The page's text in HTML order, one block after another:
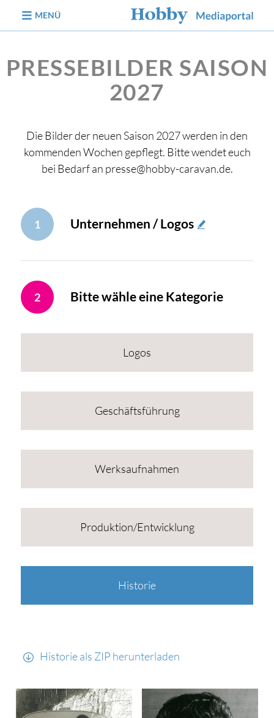
MENÜ
PRESSEBILDER SAISON
2027
Die Bilder der neuen Saison 2027 werden in den
kommenden Wochen gepflegt. Bitte wendet euch
bei Bedarf an presse@hobby-caravan.de.
1 Unternehmen / Logos
2 Bitte wähle eine Kategorie
Logos
Geschäftsführung
Werksaufnahmen
Produktion/Entwicklung
Historie
Historie als ZIP herunterladen